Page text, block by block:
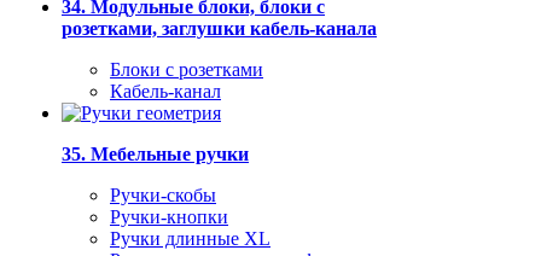
34. Модульные блоки, блоки с
розетками, заглушки кабель-канала
Блоки с розетками
Кабель-канал
35. Мебельные ручки
Ручки-скобы
Ручки-кнопки
Ручки длинные XL